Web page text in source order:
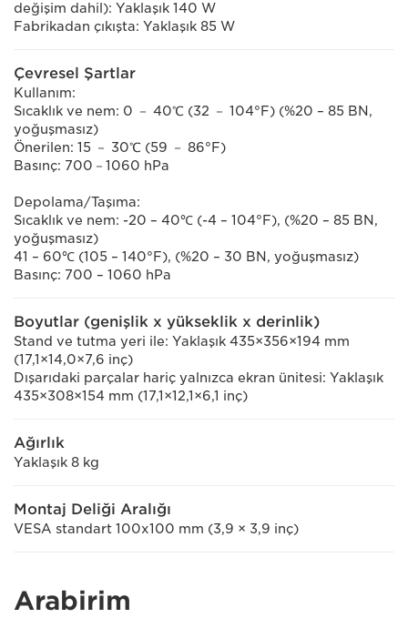
değişim dahil): Yaklaşık 140 W
Fabrikadan çıkışta: Yaklaşık 85 W
Çevresel Şartlar
Kullanım:
Sıcaklık ve nem: 0 － 40℃ (32 － 104°F) (%20 – 85 BN,
yoğuşmasız)
Önerilen: 15 － 30℃ (59 － 86°F)
Basınç: 700－1060 hPa
Depolama/Taşıma:
Sıcaklık ve nem: -20 – 40℃ (-4 – 104°F), (%20 – 85 BN,
yoğuşmasız)
41 – 60℃ (105 – 140°F), (%20 – 30 BN, yoğuşmasız)
Basınç: 700 – 1060 hPa
Boyutlar (genişlik x yükseklik x derinlik)
Stand ve tutma yeri ile: Yaklaşık 435×356×194 mm
(17,1×14,0×7,6 inç)
Dışarıdaki parçalar hariç yalnızca ekran ünitesi: Yaklaşık
435×308×154 mm (17,1×12,1×6,1 inç)
Ağırlık
Yaklaşık 8 kg
Montaj Deliği Aralığı
VESA standart 100x100 mm (3,9 × 3,9 inç)
Arabirim